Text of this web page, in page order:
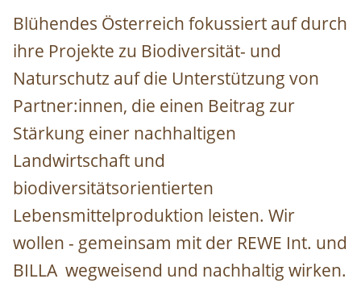
Blühendes Österreich fokussiert auf durch
ihre Projekte zu Biodiversität- und
Naturschutz auf die Unterstützung von
Partner:innen, die einen Beitrag zur
Stärkung einer nachhaltigen
Landwirtschaft und
biodiversitätsorientierten
Lebensmittelproduktion leisten. Wir
wollen - gemeinsam mit der REWE Int. und
BILLA wegweisend und nachhaltig wirken.